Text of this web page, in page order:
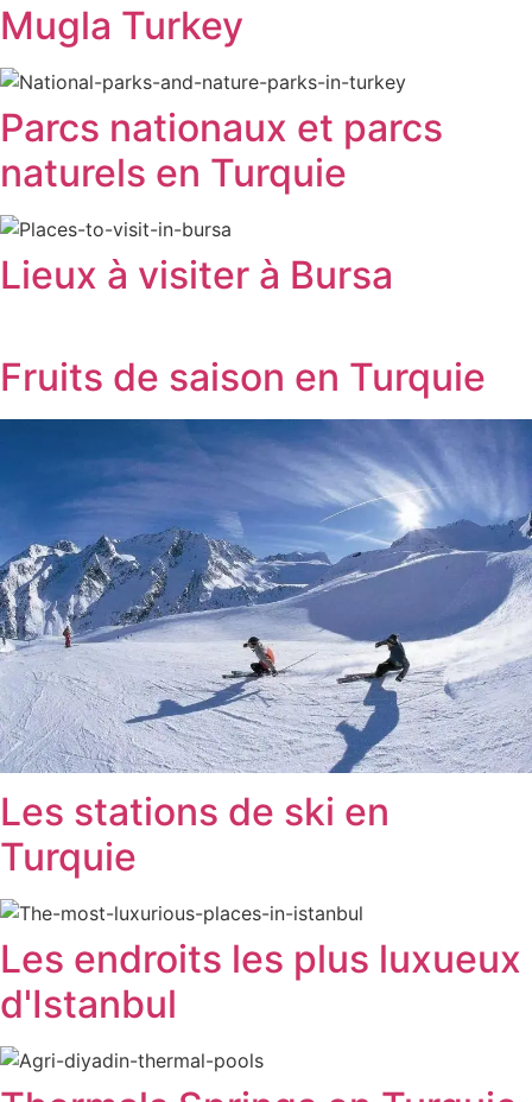
Mugla Turkey
Parcs nationaux et parcs
naturels en Turquie
Lieux à visiter à Bursa
Fruits de saison en Turquie
Les stations de ski en
Turquie
Les endroits les plus luxueux
d'Istanbul